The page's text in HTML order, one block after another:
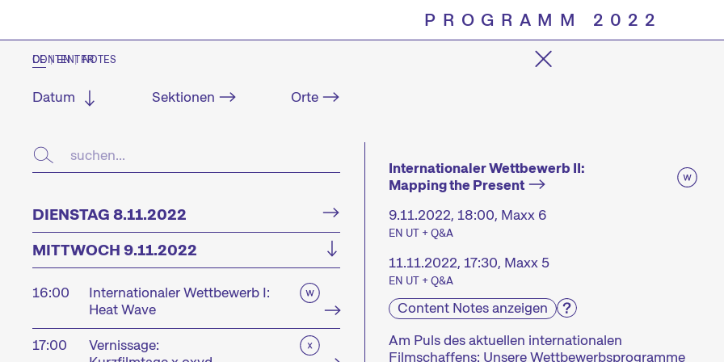
PROGRAMM 2022
CONTENT NOTES
DE | EN | FR
Datum Sektionen Orte
DIENSTAG 8.11.2022
MITTWOCH 9.11.2022
16:00
Internationaler Wettbewerb I:
Heat Wave
17:00
Vernissage:
Internationaler Wettbewerb II:
Mapping the Present
9.11.2022, 18:00, Maxx 6
EN UT + Q&A
11.11.2022, 17:30, Maxx 5
EN UT + Q&A
Content Notes anzeigen
Am Puls des aktuellen internationalen
Filmschaffens: Unsere Wettbewerbsprogramme